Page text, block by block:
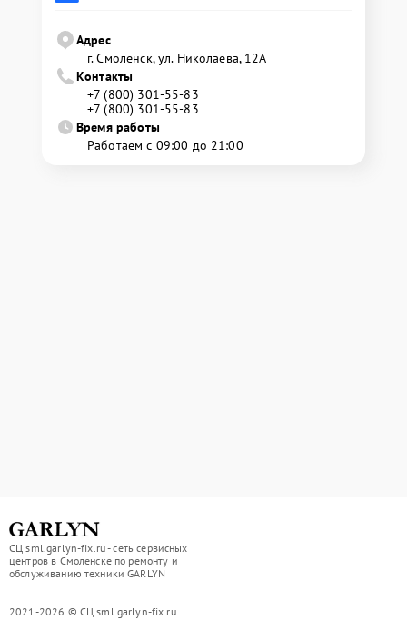
Адрес
г. Смоленск, ул. Николаева, 12А
Контакты
+7 (800) 301-55-83
+7 (800) 301-55-83
Время работы
Работаем с 09:00 до 21:00
СЦ sml.garlyn-fix.ru - сеть сервисных
центров в Смоленске по ремонту и
обслуживанию техники GARLYN
2021-2026 © СЦ sml.garlyn-fix.ru